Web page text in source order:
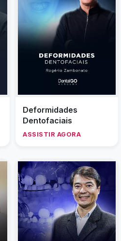
Deformidades
Dentofaciais
ASSISTIR AGORA